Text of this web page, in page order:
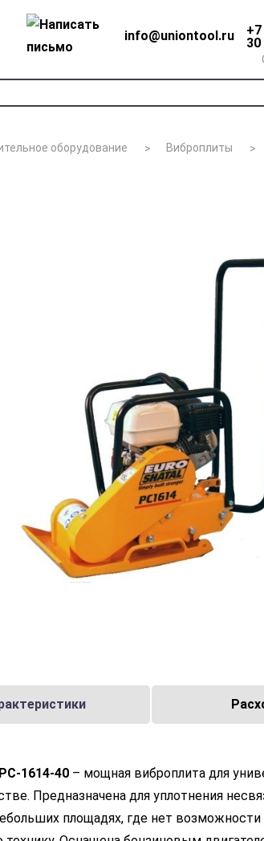
info@uniontool.ru
30
оборудование Виброплиты
1614-40 – мощная виброплита для
Предназначена для уплотнения
площадях, где нет возможности